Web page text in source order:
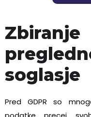
soglasje
Pred GDPR so